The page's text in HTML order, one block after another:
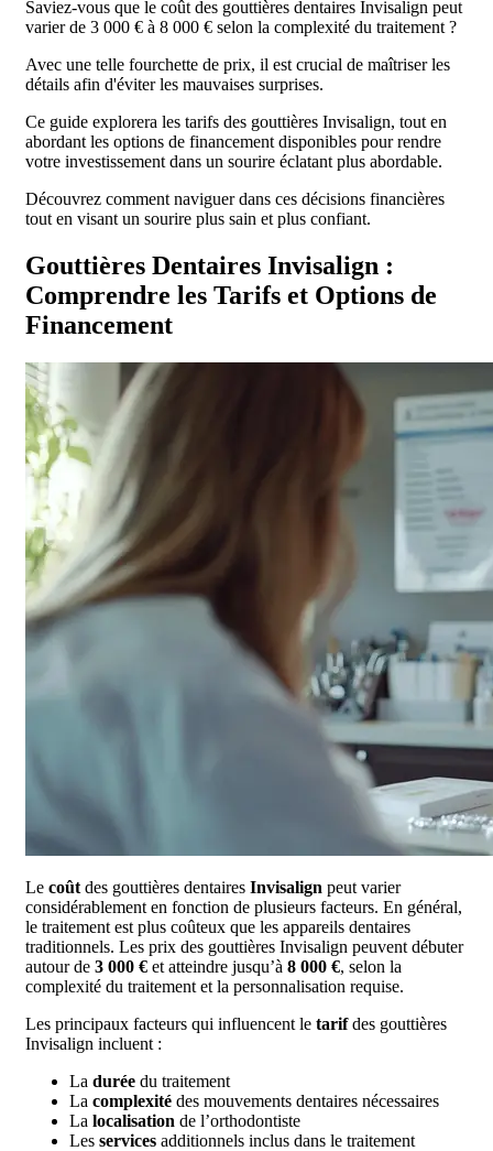
Saviez-vous que le coût des gouttières dentaires Invisalign peut
varier de 3 000 € à 8 000 € selon la complexité du traitement ?
Avec une telle fourchette de prix, il est crucial de maîtriser les
détails afin d'éviter les mauvaises surprises.
Ce guide explorera les tarifs des gouttières Invisalign, tout en
abordant les options de financement disponibles pour rendre
votre investissement dans un sourire éclatant plus abordable.
Découvrez comment naviguer dans ces décisions financières
tout en visant un sourire plus sain et plus confiant.
Gouttières Dentaires Invisalign :
Comprendre les Tarifs et Options de
Financement
Le coût des gouttières dentaires Invisalign peut varier
considérablement en fonction de plusieurs facteurs. En général,
le traitement est plus coûteux que les appareils dentaires
traditionnels. Les prix des gouttières Invisalign peuvent débuter
autour de 3 000 € et atteindre jusqu’à 8 000 €, selon la
complexité du traitement et la personnalisation requise.
Les principaux facteurs qui influencent le tarifdes gouttières
Invisalign incluent :
La durée du traitement
La complexité des mouvements dentaires nécessaires
La localisation de l’orthodontiste
Les services additionnels inclus dans le traitement